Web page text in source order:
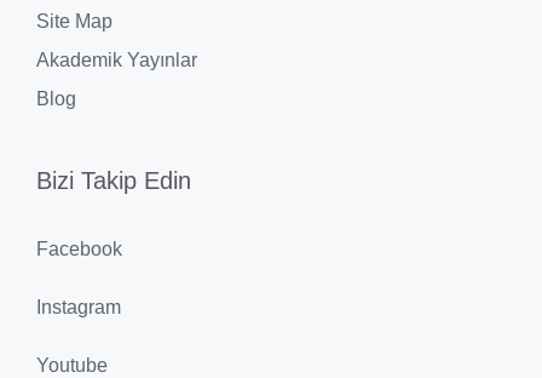
Site Map
Akademik Yayınlar
Blog
Bizi Takip Edin
Facebook
Instagram
Youtube